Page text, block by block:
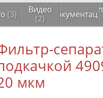
(3)
Видео
(2)
мкм